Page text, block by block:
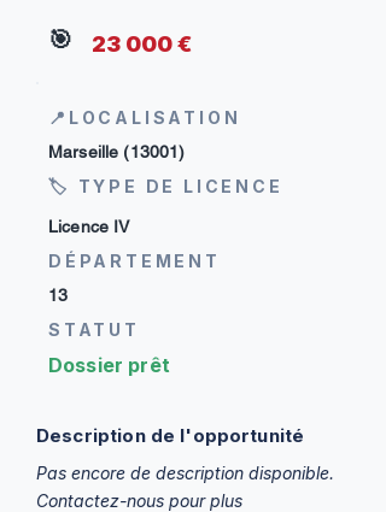
🎯 23 000 €
📍LOCALISATION
Marseille (13001)
🏷 TYPE DE LICENCE
Licence IV
DÉPARTEMENT
13
STATUT
Dossier prêt
Description de l'opportunité
Pas encore de description disponible.
Contactez-nous pour plus